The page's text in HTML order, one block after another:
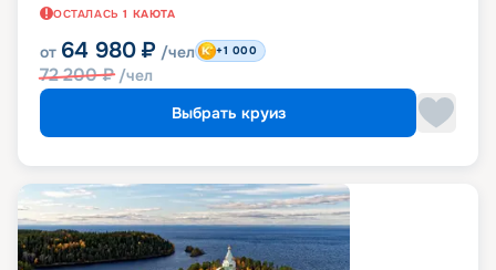
ОСТАЛАСЬ 1 КАЮТА
от 64 980 ₽ /чел
72 200₽ /чел
+1 000
Выбрать круиз